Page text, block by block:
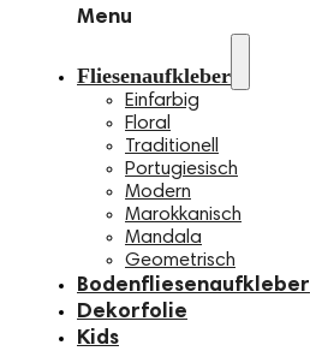
Menu
Fliesenaufkleber
Einfarbig
Floral
Traditionell
Portugiesisch
Modern
Marokkanisch
Mandala
Geometrisch
Bodenfliesenaufkleber
Dekorfolie
Kids